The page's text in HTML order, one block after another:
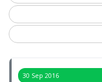
30 Sep 2016